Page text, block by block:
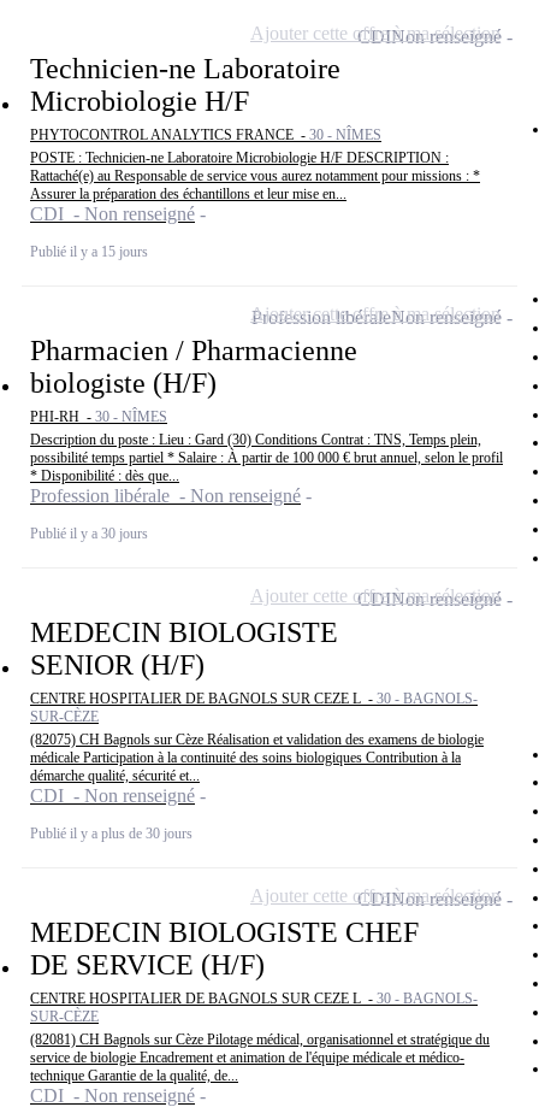
Technicien-ne Laboratoire
Microbiologie H/F
PHYTOCONTROL ANALYTICS FRANCE - 30 - NÎMES
POSTE : Technicien-ne Laboratoire Microbiologie H/F DESCRIPTION :
Rattaché(e) au Responsable de service vous aurez notamment pour missions : *
Assurer la préparation des échantillons et leur mise en...
CDI - Non renseigné
Publié il y a 15 jours
CDINon renseigné
Ajouter cette offre à ma sélection
Pharmacien / Pharmacienne
biologiste (H/F)
PHI-RH - 30 - NÎMES
Description du poste : Lieu : Gard (30) Conditions Contrat : TNS, Temps plein,
possibilité temps partiel * Salaire : À partir de 100 000 € brut annuel, selon le profil
* Disponibilité : dès que...
Profession libérale - Non renseigné
Publié il y a 30 jours
Profession libéraleNon renseigné
Ajouter cette offre à ma sélection
MEDECIN BIOLOGISTE
SENIOR (H/F)
CENTRE HOSPITALIER DE BAGNOLS SUR CEZE L - 30 - BAGNOLS-
SUR-CÈZE
(82075) CH Bagnols sur Cèze Réalisation et validation des examens de biologie
médicale Participation à la continuité des soins biologiques Contribution à la
démarche qualité, sécurité et...
CDI - Non renseigné
Publié il y a plus de 30 jours
CDINon renseigné
Ajouter cette offre à ma sélection
MEDECIN BIOLOGISTE CHEF
DE SERVICE (H/F)
CENTRE HOSPITALIER DE BAGNOLS SUR CEZE L - 30 - BAGNOLS-
SUR-CÈZE
(82081) CH Bagnols sur Cèze Pilotage médical, organisationnel et stratégique du
service de biologie Encadrement et animation de l'équipe médicale et médico-
technique Garantie de la qualité, de...
CDI - Non renseigné
CDINon renseigné
Ajouter cette offre à ma sélection